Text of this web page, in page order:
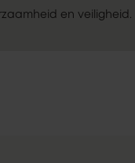
en veiligheid.